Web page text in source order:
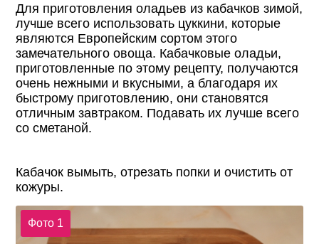
Для приготовления оладьев из кабачков зимой,
лучше всего использовать цуккини, которые
являются Европейским сортом этого
замечательного овоща. Кабачковые оладьи,
приготовленные по этому рецепту, получаются
очень нежными и вкусными, а благодаря их
быстрому приготовлению, они становятся
отличным завтраком. Подавать их лучше всего
со сметаной.
Кабачок вымыть, отрезать попки и очистить от
кожуры.
Фото 1